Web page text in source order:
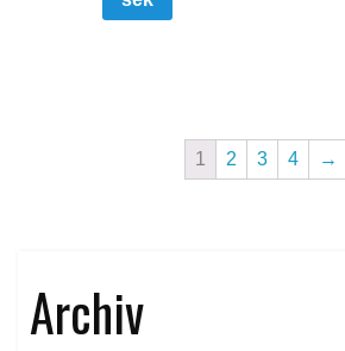
1 2 3 4 →
Archiv